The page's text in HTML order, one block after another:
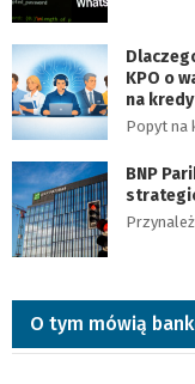
KPO o
na
Popyt na
BNP
O tym mówią